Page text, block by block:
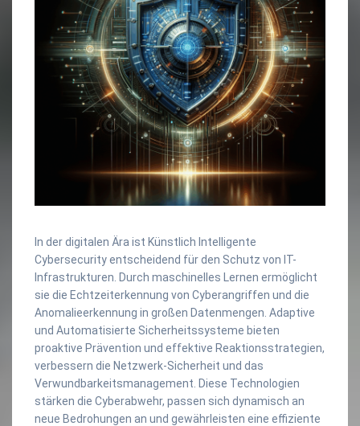
In der digitalen Ära ist Künstlich Intelligente
Cybersecurity entscheidend für den Schutz von IT-
Infrastrukturen. Durch maschinelles Lernen ermöglicht
sie die Echtzeiterkennung von Cyberangriffen und die
Anomalieerkennung in großen Datenmengen. Adaptive
und Automatisierte Sicherheitssysteme bieten
proaktive Prävention und effektive Reaktionsstrategien,
verbessern die Netzwerk-Sicherheit und das
Verwundbarkeitsmanagement. Diese Technologien
stärken die Cyberabwehr, passen sich dynamisch an
neue Bedrohungen an und gewährleisten eine effiziente